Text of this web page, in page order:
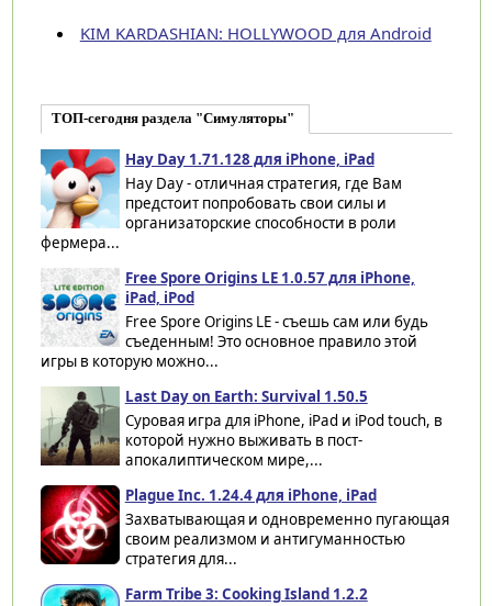
KIM KARDASHIAN: HOLLYWOOD для Android
ТОП-сегодня раздела "Симуляторы"
Hay Day 1.71.128 для iPhone, iPad
Hay Day - отличная стратегия, где Вам
предстоит попробовать свои силы и
организаторские способности в роли
фермера...
Free Spore Origins LE 1.0.57 для iPhone,
iPad, iPod
Free Spore Origins LE - съешь сам или будь
съеденным! Это основное правило этой
игры в которую можно...
Last Day on Earth: Survival 1.50.5
Суровая игра для iPhone, iPad и iPod touch, в
которой нужно выживать в пост-
апокалиптическом мире,...
Plague Inc. 1.24.4 для iPhone, iPad
Захватывающая и одновременно пугающая
своим реализмом и антигуманностью
стратегия для...
Farm Tribe 3: Cooking Island 1.2.2